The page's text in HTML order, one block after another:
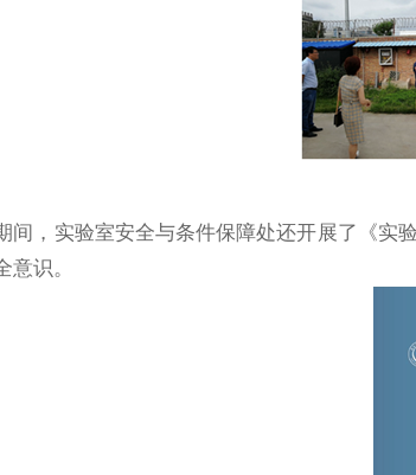
，实验室安全与条件保障处还开展了《实验
意识。